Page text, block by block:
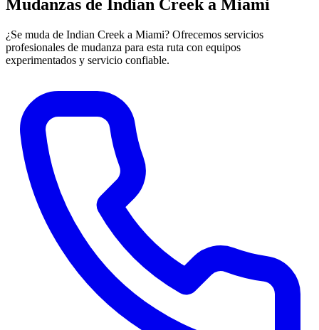
Mudanzas de Indian Creek a Miami
¿Se muda de Indian Creek a Miami? Ofrecemos servicios
profesionales de mudanza para esta ruta con equipos
experimentados y servicio confiable.